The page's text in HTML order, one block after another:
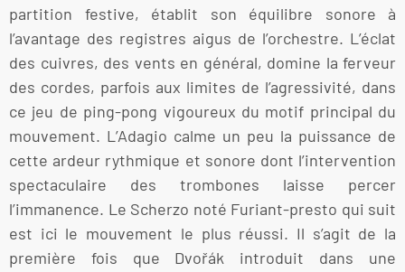
partition festive, établit son équilibre sonore à
l’avantage des registres aigus de l’orchestre. L’éclat
des cuivres, des vents en général, domine la ferveur
des cordes, parfois aux limites de l’agressivité, dans
ce jeu de ping-pong vigoureux du motif principal du
mouvement. L’Adagio calme un peu la puissance de
cette ardeur rythmique et sonore dont l’intervention
spectaculaire des trombones laisse percer
l’immanence. Le Scherzo noté Furiant-presto qui suit
est ici le mouvement le plus réussi. Il s’agit de la
première fois que Dvořák introduit dans une